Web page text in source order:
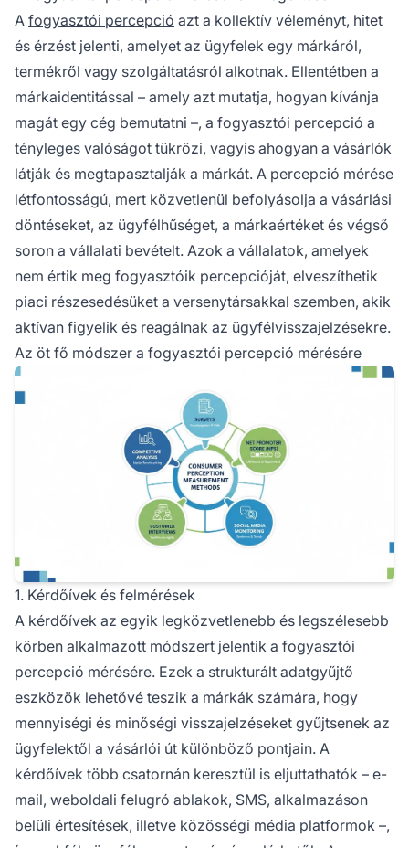
A fogyasztói percepció azt a kollektív véleményt, hitet
és érzést jelenti, amelyet az ügyfelek egy márkáról,
termékről vagy szolgáltatásról alkotnak. Ellentétben a
márkaidentitással – amely azt mutatja, hogyan kívánja
magát egy cég bemutatni –, a fogyasztói percepció a
tényleges valóságot tükrözi, vagyis ahogyan a vásárlók
látják és megtapasztalják a márkát. A percepció mérése
létfontosságú, mert közvetlenül befolyásolja a vásárlási
döntéseket, az ügyfélhűséget, a márkaértéket és végső
soron a vállalati bevételt. Azok a vállalatok, amelyek
nem értik meg fogyasztóik percepcióját, elveszíthetik
piaci részesedésüket a versenytársakkal szemben, akik
aktívan figyelik és reagálnak az ügyfélvisszajelzésekre.
Az öt fő módszer a fogyasztói percepció mérésére
1. Kérdőívek és felmérések
A kérdőívek az egyik legközvetlenebb és legszélesebb
körben alkalmazott módszert jelentik a fogyasztói
percepció mérésére. Ezek a strukturált adatgyűjtő
eszközök lehetővé teszik a márkák számára, hogy
mennyiségi és minőségi visszajelzéseket gyűjtsenek az
ügyfelektől a vásárlói út különböző pontjain. A
kérdőívek több csatornán keresztül is eljuttathatók – e-
mail, weboldali felugró ablakok, SMS, alkalmazáson
belüli értesítések, illetve közösségi média platformok –,